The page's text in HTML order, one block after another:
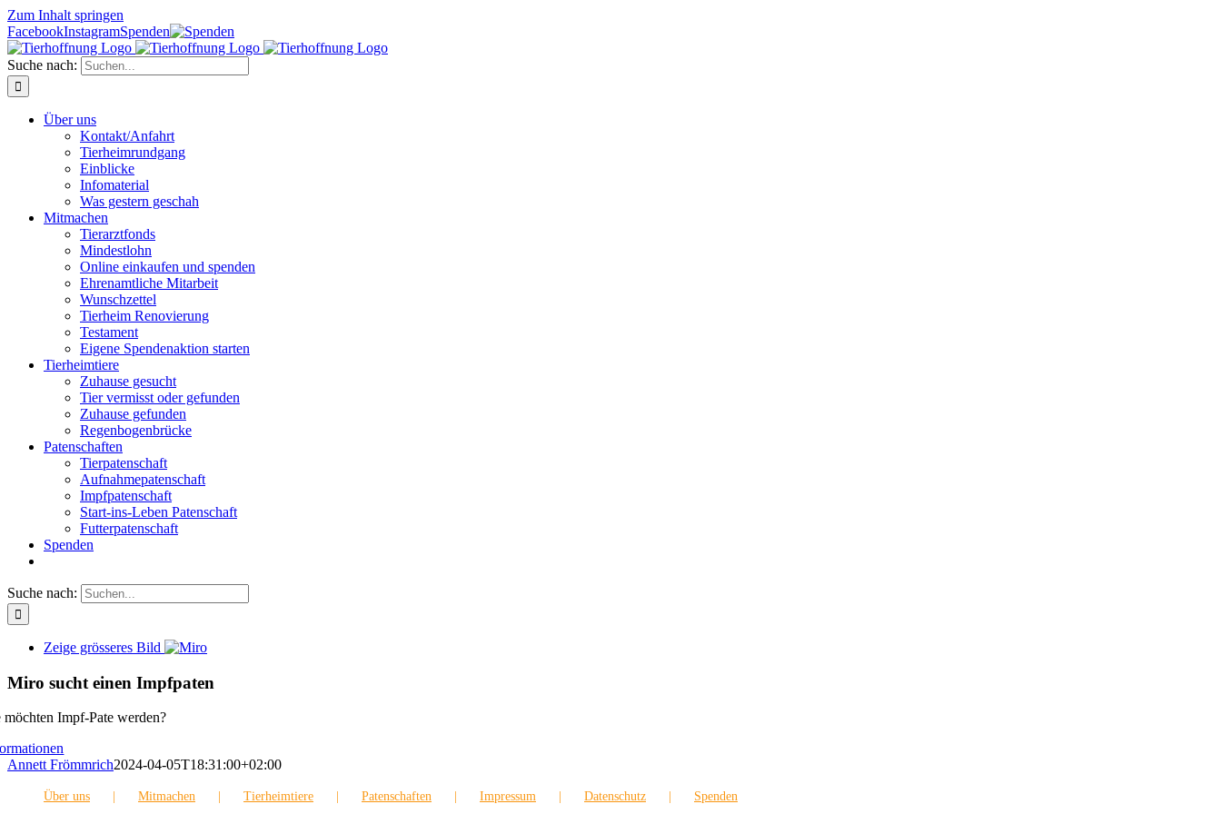
Zum Inhalt springen
FacebookInstagramSpenden
Suche nach:
Über uns
Kontakt/Anfahrt
Tierheimrundgang
Einblicke
Infomaterial
Was gestern geschah
Mitmachen
Tierarztfonds
Mindestlohn
Online einkaufen und spenden
Ehrenamtliche Mitarbeit
Wunschzettel
Tierheim Renovierung
Testament
Eigene Spendenaktion starten
Tierheimtiere
Zuhause gesucht
Tier vermisst oder gefunden
Zuhause gefunden
Regenbogenbrücke
Patenschaften
Tierpatenschaft
Aufnahmepatenschaft
Impfpatenschaft
Start-ins-Leben Patenschaft
Futterpatenschaft
Spenden
Suche nach:
Zeige grösseres Bild
Miro sucht einen Impfpaten
möchten Impf-Pate werden?
Annett Frömmrich2024-04-05T18:31:00+02:00
Über uns Mitmachen Tierheimtiere Patenschaften Impressum Datenschutz Spenden